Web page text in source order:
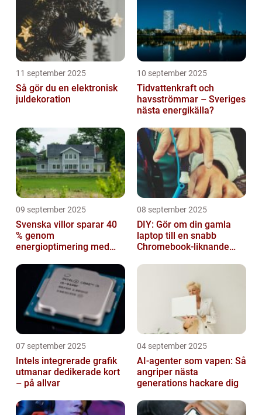
11 september 2025
Så gör du en elektronisk
juldekoration
10 september 2025
Tidvattenkraft och
havsströmmar – Sveriges
nästa energikälla?
09 september 2025
Svenska villor sparar 40
% genom
energioptimering med
08 september 2025
DIY: Gör om din gamla
laptop till en snabb
Chromebook-liknande
07 september 2025
Intels integrerade grafik
utmanar dedikerade kort
– på allvar
04 september 2025
AI-agenter som vapen: Så
angriper nästa
generations hackare dig